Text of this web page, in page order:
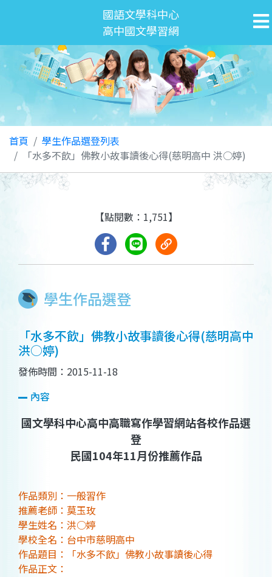
國語文學科中心
高中國文學習網
首頁
學生作品選登列表
「水多不飲」佛教小故事讀後心得(慈明高中 洪○婷)
學生作品選登
【點閱數：1,751】
「水多不飲」佛教小故事讀後心得(慈明高中
洪○婷)
發佈時間：2015-11-18
內容
國文學科中心高中高職寫作學習網站各校作品選
登
民國104年11月份推薦作品
作品類別：一般習作
推薦老師：莫玉玫
學生姓名：洪○婷
學校全名：台中市慈明高中
作品題目：「水多不飲」佛教小故事讀後心得
作品正文：